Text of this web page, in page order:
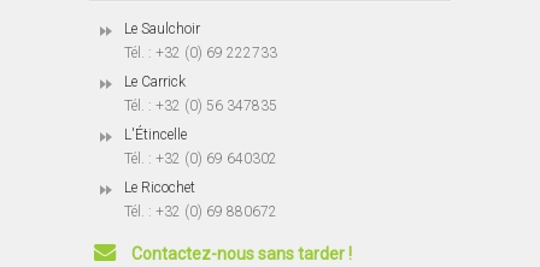
Le Saulchoir
Tél. : +32 (0) 69 222733
Le Carrick
Tél. : +32 (0) 56 347835
L'Étincelle
Tél. : +32 (0) 69 640302
Le Ricochet
Tél. : +32 (0) 69 880672
Contactez-nous sans tarder !